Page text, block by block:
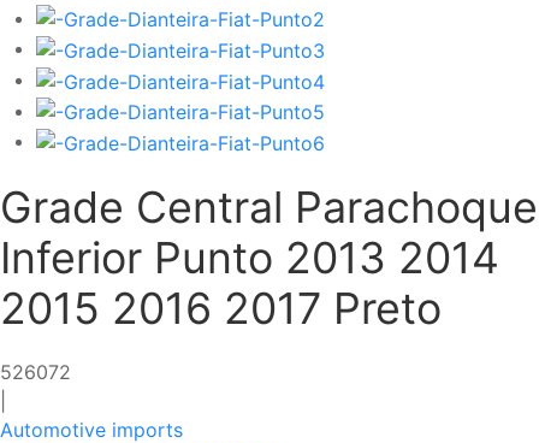
Grade Central Parachoque
Inferior Punto 2013 2014
2015 2016 2017 Preto
526072
Automotive imports